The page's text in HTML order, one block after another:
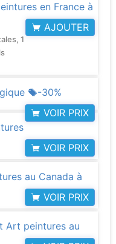
en France à
AJOUTER
1
-30%
VOIR PRIX
VOIR PRIX
au Canada à
VOIR PRIX
Art peintures au